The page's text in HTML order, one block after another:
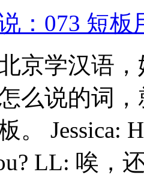
：073 短板
北京学汉语
么说的词
。 Jessica:
LL: 唉，